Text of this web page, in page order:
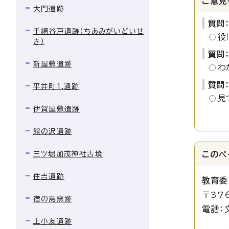
質問
質問
わ
質問
この
教育
〒
電話
大門遺跡
千網谷戸遺跡（ちあみがいどいせ
き）
新屋敷遺跡
平井町1.遺跡
伊賀屋敷遺跡
熊の沢遺跡
三ツ堀加茂神社古墳
住吉遺跡
宿の島窯跡
上小友遺跡